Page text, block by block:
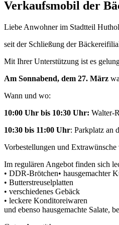
Verkaufsmobil der
Liebe Anwohner im Stadtteil
seit der Schließung der
Mit Ihrer Unterstützung ist es
Am Sonnabend, dem 27. März
Wann und wo:
10:00 Uhr bis 10:30 Uhr: Walter-
10:30 bis 11:00 Uhr: Parkplatz an
Vorbestellungen und
Im regulären Angebot finden sich
• DDR-Brötchen• hausgemachter
• Butterstreuselplatten
• verschiedenes Gebäck
• leckere Konditoreiwaren
und ebenso hausgemachte Salate,